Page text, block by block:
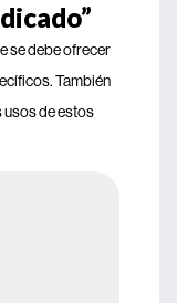
se debe ofrecer
También
usos de estos